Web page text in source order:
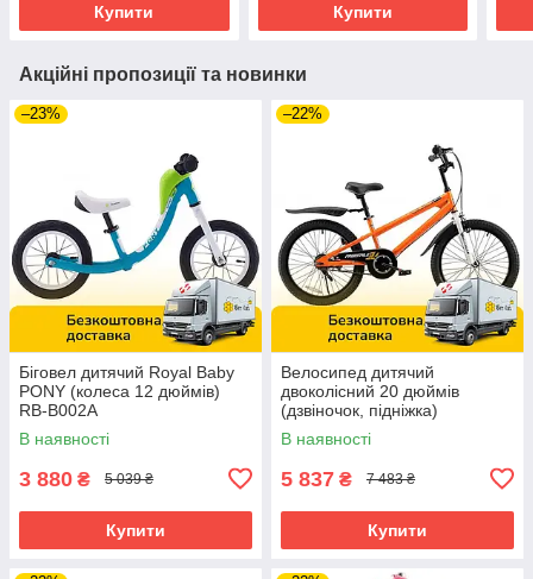
Купити Купити
Акційні пропозиції та новинки
–23%
Біговел дитячий Royal Baby
PONY (колеса 12 дюймів)
RB-B002A
В наявності
3 880 ₴ 5 039 ₴
Купити
–22%
Велосипед дитячий
двоколісний 20 дюймів
(дзвіночок, підніжка)
RoyalBaby Freestyle RB20B-6
Помаранчевий
В наявності
5 837 ₴ 7 483 ₴
Купити